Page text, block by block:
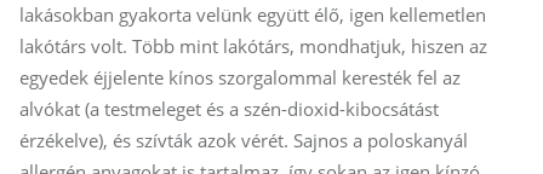
lakásokban gyakorta velünk együtt élő, igen kellemetlen
lakótárs volt. Több mint lakótárs, mondhatjuk, hiszen az
egyedek éjjelente kínos szorgalommal keresték fel az
alvókat (a testmeleget és a szén-dioxid-kibocsátást
érzékelve), és szívták azok vérét. Sajnos a poloskanyál